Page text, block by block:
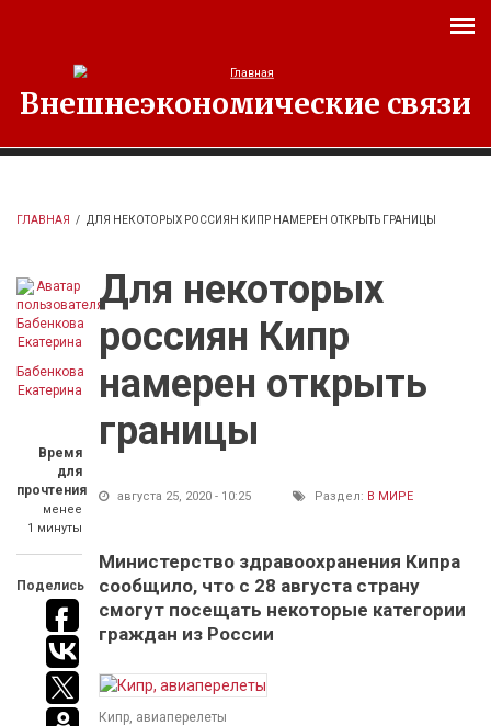
Внешнеэкономические связи
ГЛАВНАЯ / ДЛЯ НЕКОТОРЫХ РОССИЯН КИПР НАМЕРЕН ОТКРЫТЬ ГРАНИЦЫ
Бабенкова
Екатерина
Время
для
прочтения
менее
1 минуты
Поделись
Для некоторых
россиян Кипр
намерен открыть
границы
августа 25, 2020 - 10:25 Раздел: В МИРЕ
Министерство здравоохранения Кипра
сообщило, что с 28 августа страну
смогут посещать некоторые категории
граждан из России
Кипр, авиаперелеты